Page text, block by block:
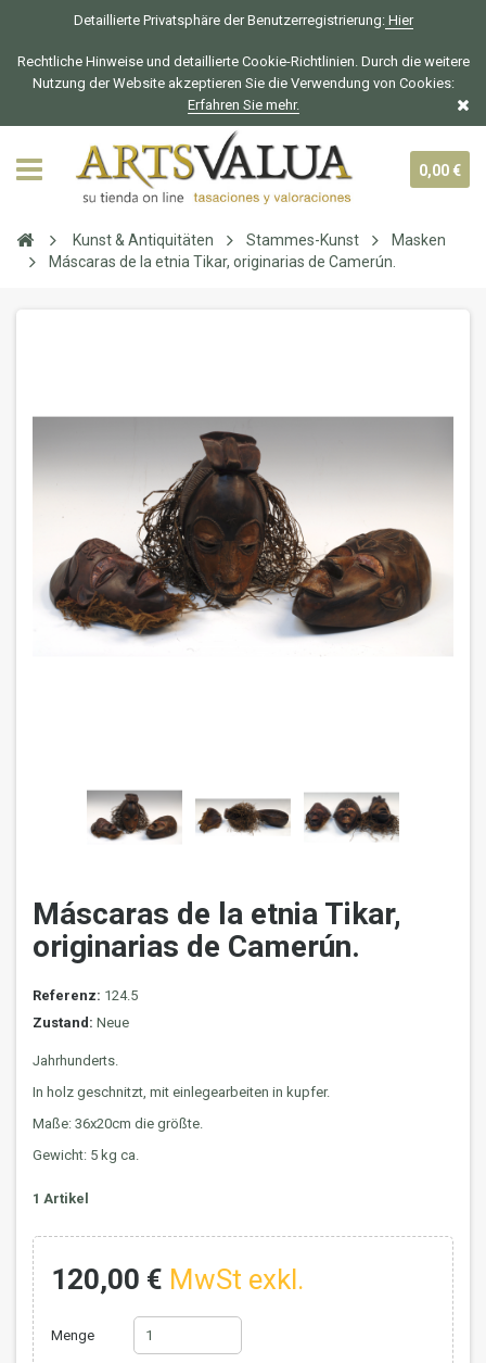
Detaillierte Privatsphäre der Benutzerregistrierung:Hier
Rechtliche Hinweise und detaillierte Cookie-Richtlinien. Durch die weitere
Nutzung der Website akzeptieren Sie die Verwendung von Cookies:
Erfahren Sie mehr.
0,00 €
Kunst & Antiquitäten Stammes-Kunst
Masken
Máscaras de la etnia Tikar, originarias de Camerún.
Máscaras de la etnia Tikar,
originarias de Camerún.
Referenz: 124.5
Zustand: Neue
Jahrhunderts.
In holz geschnitzt, mit einlegearbeiten in kupfer.
Maße: 36x20cm die größte.
Gewicht: 5 kg ca.
1 Artikel
120,00 € MwSt exkl.
Menge